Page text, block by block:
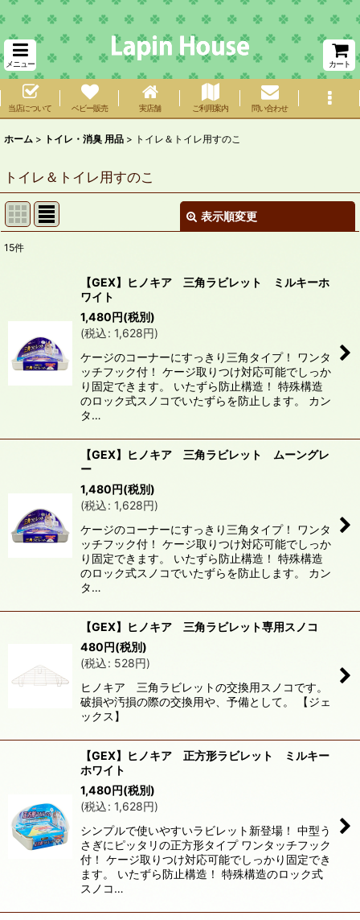
メニュー カート
当店について ベビー販売 実店舗 ご利用案内 問い合わせ
ホーム > トイレ・消臭 用品 > トイレ＆トイレ用すのこ
トイレ＆トイレ用すのこ
表示順変更
並び順
絞り込む
15件
【GEX】ヒノキア 三角ラビレット ミルキーホ
ワイト
1,480円(税別)
(税込: 1,628円)
ケージのコーナーにすっきり三角タイプ！ ワンタ
ッチフック付！ ケージ取りつけ対応可能でしっか
り固定できます。 いたずら防止構造！ 特殊構造
のロック式スノコでいたずらを防止します。 カン
タ…
【GEX】ヒノキア 三角ラビレット ムーングレ
ー
1,480円(税別)
(税込: 1,628円)
ケージのコーナーにすっきり三角タイプ！ ワンタ
ッチフック付！ ケージ取りつけ対応可能でしっか
り固定できます。 いたずら防止構造！ 特殊構造
のロック式スノコでいたずらを防止します。 カン
タ…
【GEX】ヒノキア 三角ラビレット専用スノコ
480円(税別)
(税込: 528円)
ヒノキア 三角ラビレットの交換用スノコです。
破損や汚損の際の交換用や、予備として。 【ジェ
ックス】
【GEX】ヒノキア 正方形ラビレット ミルキー
ホワイト
1,480円(税別)
(税込: 1,628円)
シンプルで使いやすいラビレット新登場！ 中型う
さぎにピッタリの正方形タイプ ワンタッチフック
付！ ケージ取りつけ対応可能でしっかり固定でき
ます。 いたずら防止構造！ 特殊構造のロック式
スノコ…